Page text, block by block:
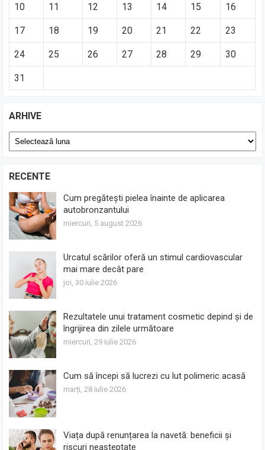
10 11 12 13 14 15 16
17 18 19 20 21 22 23
24 25 26 27 28 29 30
31
ARHIVE
Arhive
RECENTE
Cum pregătești pielea înainte de aplicarea
autobronzantului
miercuri, 5 august 2026
Urcatul scărilor oferă un stimul cardiovascular
mai mare decât pare
joi, 30 iulie 2026
Rezultatele unui tratament cosmetic depind și de
îngrijirea din zilele următoare
miercuri, 29 iulie 2026
Cum să începi să lucrezi cu lut polimeric acasă
marți, 28 iulie 2026
Viața după renunțarea la navetă: beneficii și
riscuri neașteptate